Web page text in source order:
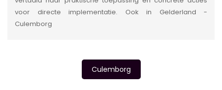
voor directe implementatie. Ook in Gelderland -
Culemborg
Culemborg